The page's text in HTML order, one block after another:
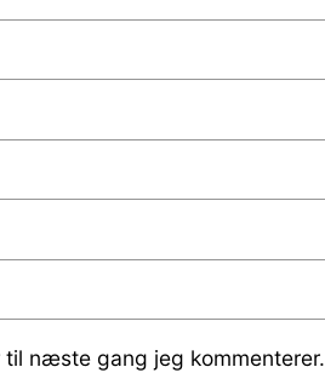
næste gang jeg kommenterer.